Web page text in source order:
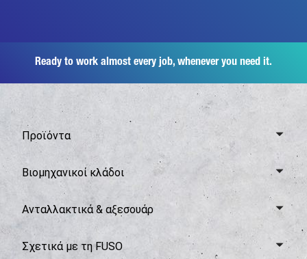
Ready to work almost every job, whenever you need it.
Προϊόντα
Επισκόπηση Canter
7,5 τόνοι
8,55 τόνοι
Βιομηχανικοί κλάδοι
Επισκόπηση κλάδων
Συλλογή απορριμμάτων
Ανταλλακτικά & αξεσουάρ
Επισκόπηση ανταλλακτικών και αξεσουάρ
Σχετικά με τη FUSO